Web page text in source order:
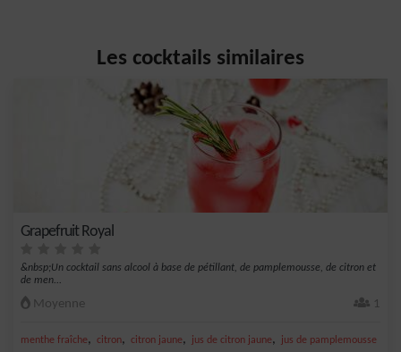
Les cocktails similaires
Grapefruit Royal
&nbsp;Un cocktail sans alcool à base de pétillant, de pamplemousse, de citron et
de men...
Moyenne 1
menthe fraîche, citron, citron jaune, jus de citron jaune, jus de pamplemousse